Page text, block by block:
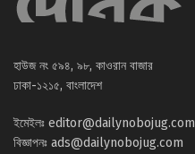
হাউজ নং ৫৯৪, ৯৮, কাওরান বাজার
ঢাকা-১২১৫, বাংলাদেশ
ইমেইলঃ editor@dailynobojug.com
বিজ্ঞাপনঃ ads@dailynobojug.com